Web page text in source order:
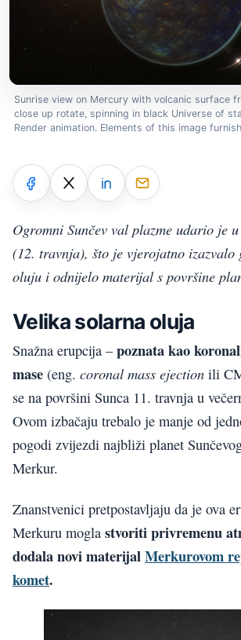
Sunrise view on Mercury with volcanic surface
close up rotate, spinning in black Universe of
Render animation. Elements of this image
Ogromni Sunčev val plazme udario je
(12. travnja), što je vjerojatno izazvalo
oluju i odnijelo materijal s površine
Velika solarna oluja
Snažna erupcija –poznata kao
mase (eng. coronal mass ejection ili
se na površini Sunca 11. travnja u
Ovom izbačaju trebalo je manje od
pogodi zvijezdi najbliži planet
Merkur.
Znanstvenici pretpostavljaju da je ova
Merkuru mogla stvoriti privremenu
dodala novi materijalMerkurovom
komet.